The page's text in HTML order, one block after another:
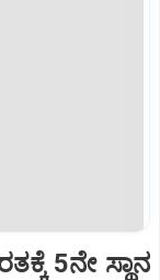
5ನೇ ಸ್ಥಾನ